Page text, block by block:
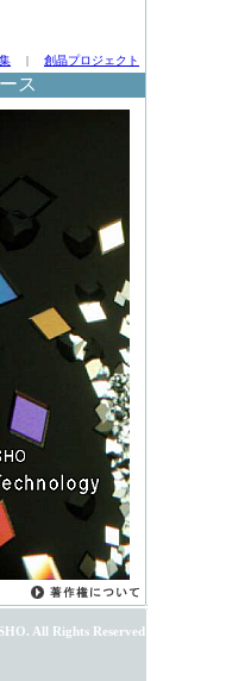
| 創晶プロジェクト
ス
All Rights Reserved